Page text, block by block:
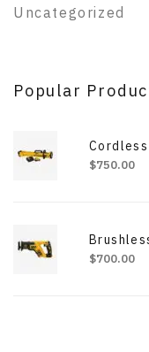
Uncategorized
Popular
$750.00
$700.00